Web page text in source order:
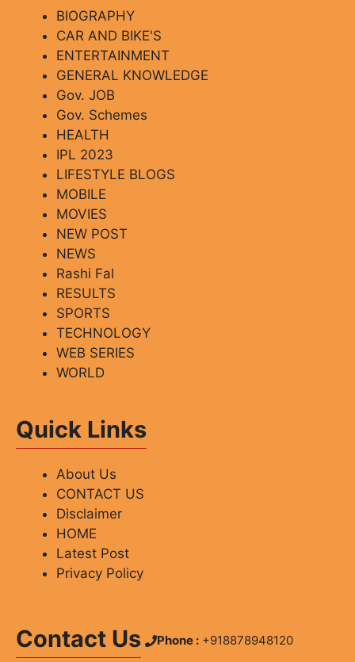
BIOGRAPHY
CAR AND BIKE'S
ENTERTAINMENT
GENERAL KNOWLEDGE
Gov. JOB
Gov. Schemes
HEALTH
IPL 2023
LIFESTYLE BLOGS
MOBILE
MOVIES
NEW POST
NEWS
Rashi Fal
RESULTS
SPORTS
TECHNOLOGY
WEB SERIES
WORLD
Quick Links
About Us
CONTACT US
Disclaimer
HOME
Latest Post
Privacy Policy
Contact Us Phone : +918878948120